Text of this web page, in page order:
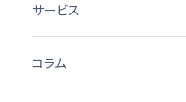
サービス
コラム